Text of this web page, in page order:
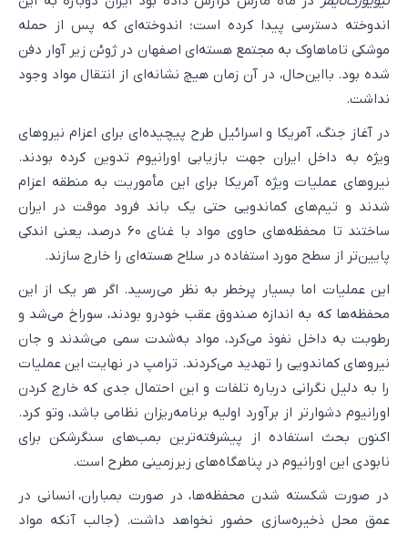
اندوخته دسترسی پیدا کرده است؛ اندوخته‌ای که پس از حمله
موشکی تاماهاوک به مجتمع هسته‌ای اصفهان در ژوئن زیر آوار دفن
شده بود. بااین‌حال، در آن زمان هیچ نشانه‌ای از انتقال مواد وجود
نداشت.
در آغاز جنگ، آمریکا و اسرائیل طرح پیچیده‌ای برای اعزام نیروهای
ویژه به داخل ایران جهت بازیابی اورانیوم تدوین کرده بودند.
نیروهای عملیات ویژه آمریکا برای این مأموریت به منطقه اعزام
شدند و تیم‌های کماندویی حتی یک باند فرود موقت در ایران
ساختند تا محفظه‌های حاوی مواد با غنای ۶۰ درصد، یعنی اندکی
پایین‌تر از سطح مورد استفاده در سلاح هسته‌ای را خارج سازند.
این عملیات اما بسیار پرخطر به نظر می‌رسید. اگر هر یک از این
محفظه‌ها که به اندازه صندوق عقب خودرو بودند، سوراخ می‌شد و
رطوبت به داخل نفوذ می‌کرد، مواد به‌شدت سمی می‌شدند و جان
نیروهای کماندویی را تهدید می‌کردند. ترامپ در نهایت این عملیات
را به دلیل نگرانی درباره تلفات و این احتمال جدی که خارج کردن
اورانیوم دشوارتر از برآورد اولیه برنامه‌ریزان نظامی باشد، وتو کرد.
اکنون بحث استفاده از پیشرفته‌ترین بمب‌های سنگرشکن برای
نابودی این اورانیوم در پناهگاه‌های زیرزمینی مطرح است.
در صورت شکسته شدن محفظه‌ها، در صورت بمباران، انسانی در
عمق محل ذخیره‌سازی حضور نخواهد داشت. (جالب آنکه مواد